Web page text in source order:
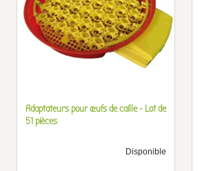
Adaptateurs pour œufs de caille - Lot de
51 pièces
Disponible